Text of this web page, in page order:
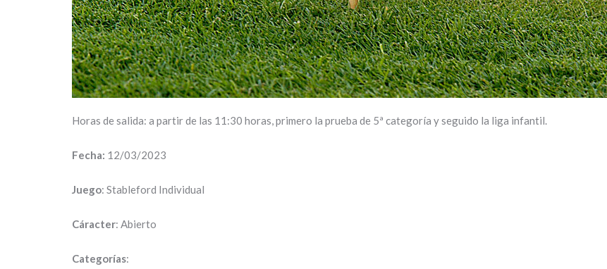
Horas de salida: a partir de las 11:30 horas, primero la prueba de 5ª categoría y seguido la liga infantil.
Fecha: 12/03/2023
Juego: Stableford Individual
Cáracter: Abierto
Categorías: